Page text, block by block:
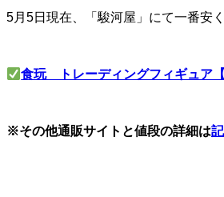
5月5日現在、「駿河屋」にて一番安
食玩 トレーディングフィギュア
※その他通販サイトと値段の詳細は